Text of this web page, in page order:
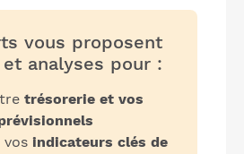
vous proposent
analyses pour :
trésorerie et vos
indicateurs clés de